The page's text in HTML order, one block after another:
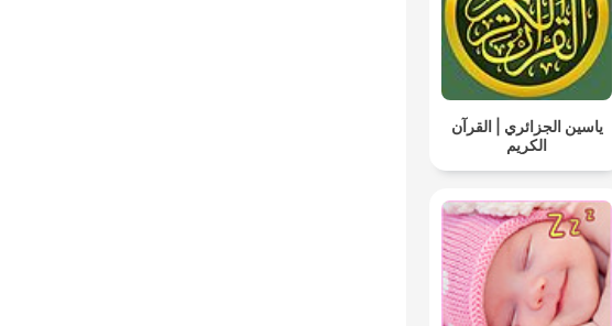
ياسين الجزائري | القرآن
الكريم